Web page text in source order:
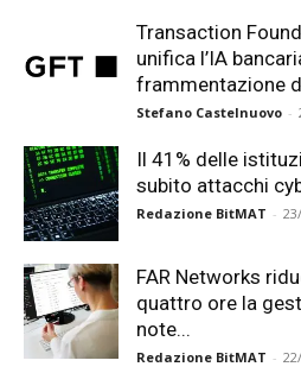
Transaction
unifica l’IA
frammentazione
Stefano Castelnuovo -
Il 41% delle
subito attacchi
Redazione BitMAT -
FAR Networks
quattro ore la
note...
Redazione BitMAT -